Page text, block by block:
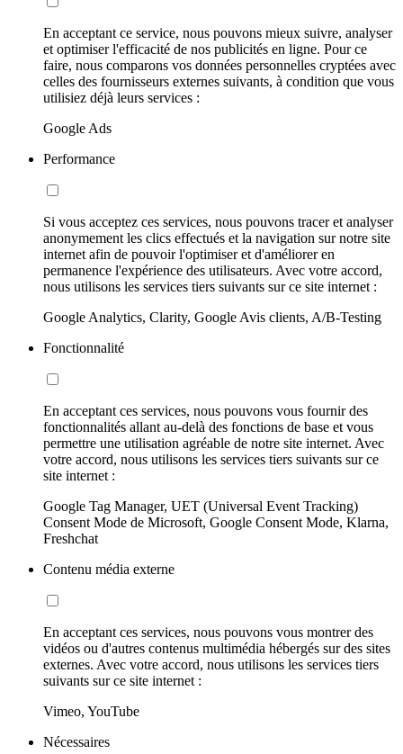
En acceptant ce service, nous pouvons mieux suivre, analyser
et optimiser l'efficacité de nos publicités en ligne. Pour ce
faire, nous comparons vos données personnelles cryptées avec
celles des fournisseurs externes suivants, à condition que vous
utilisiez déjà leurs services :
Google Ads
Performance
Si vous acceptez ces services, nous pouvons tracer et analyser
anonymement les clics effectués et la navigation sur notre site
internet afin de pouvoir l'optimiser et d'améliorer en
permanence l'expérience des utilisateurs. Avec votre accord,
nous utilisons les services tiers suivants sur ce site internet :
Google Analytics, Clarity, Google Avis clients, A/B-Testing
Fonctionnalité
En acceptant ces services, nous pouvons vous fournir des
fonctionnalités allant au-delà des fonctions de base et vous
permettre une utilisation agréable de notre site internet. Avec
votre accord, nous utilisons les services tiers suivants sur ce
site internet :
Google Tag Manager, UET (Universal Event Tracking)
Consent Mode de Microsoft, Google Consent Mode, Klarna,
Freshchat
Contenu média externe
En acceptant ces services, nous pouvons vous montrer des
vidéos ou d'autres contenus multimédia hébergés sur des sites
externes. Avec votre accord, nous utilisons les services tiers
suivants sur ce site internet :
Vimeo, YouTube
Nécessaires